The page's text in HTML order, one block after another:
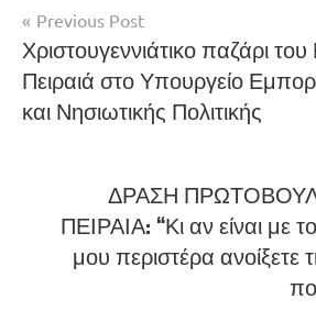
Πλοήγηση
άρθρων
Previous Post
Χριστουγεννιάτικο παζάρι
Πειραιά στο Υπουργείο
και Νησιωτικής Πολιτικής
ΔΡΑΣΗ
ΠΕΙΡΑΙΑ: “Κι αν είναι με
μου περιστέρα